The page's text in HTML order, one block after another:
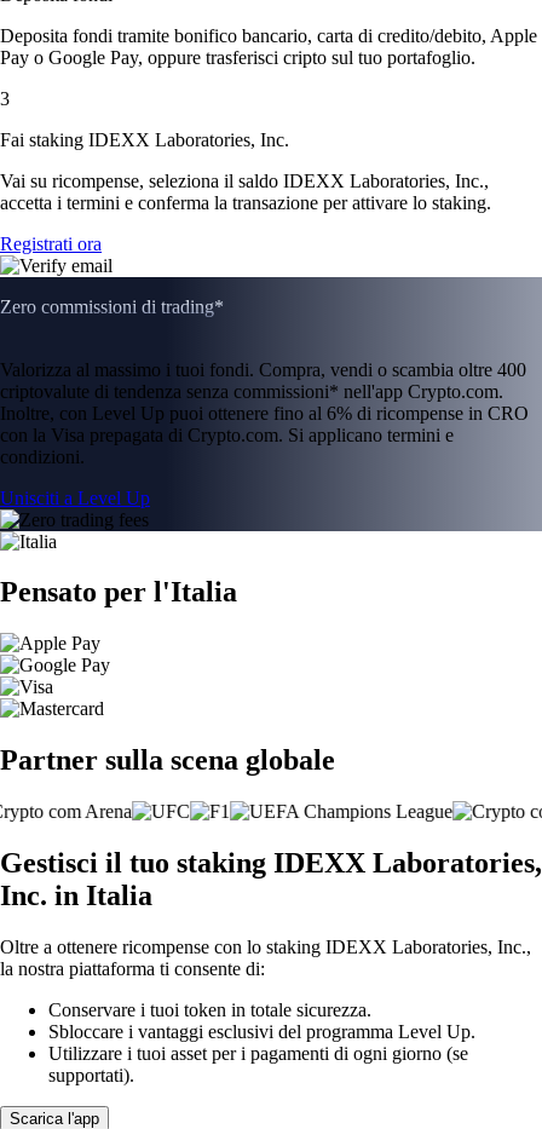
Deposita fondi tramite bonifico bancario, carta di credito/debito, Apple
Pay o Google Pay, oppure trasferisci cripto sul tuo portafoglio.
3
Fai staking IDEXX Laboratories, Inc.
Vai su ricompense, seleziona il saldo IDEXX Laboratories, Inc.,
accetta i termini e conferma la transazione per attivare lo staking.
Registrati ora
Zero commissioni di trading*
Valorizza al massimo i tuoi fondi. Compra, vendi o scambia oltre 400
criptovalute di tendenza senza commissioni* nell'app Crypto.com.
Inoltre, con Level Up puoi ottenere fino al 6% di ricompense in CRO
con la Visa prepagata di Crypto.com. Si applicano termini e
condizioni.
Unisciti a Level Up
Pensato per l'Italia
Partner sulla scena globale
Gestisci il tuo staking IDEXX Laboratories,
Inc. in Italia
Oltre a ottenere ricompense con lo staking IDEXX Laboratories, Inc.,
la nostra piattaforma ti consente di:
Conservare i tuoi token in totale sicurezza.
Sbloccare i vantaggi esclusivi del programma Level Up.
Utilizzare i tuoi asset per i pagamenti di ogni giorno (se
supportati).
Scarica l'app